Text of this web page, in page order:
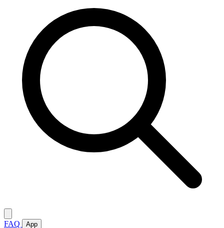
FAQ App